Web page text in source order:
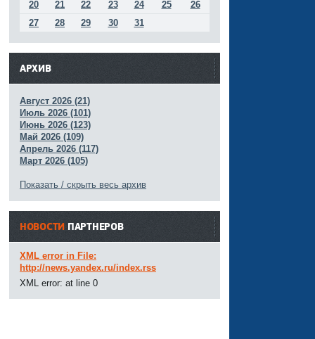
20
21 22 23 24 25
26
27
28 29 30 31
АРХИВ
Август 2026 (21)
Июль 2026 (101)
Июнь 2026 (123)
Май 2026 (109)
Апрель 2026 (117)
Март 2026 (105)
Показать / скрыть весь архив
НОВОСТИ ПАРТНЕРОВ
XML error in File:
http://news.yandex.ru/index.rss
XML error: at line 0